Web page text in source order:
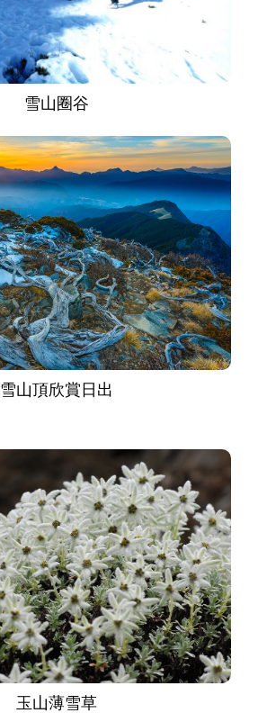
雪山圈谷
雪山頂欣賞日出
玉山薄雪草